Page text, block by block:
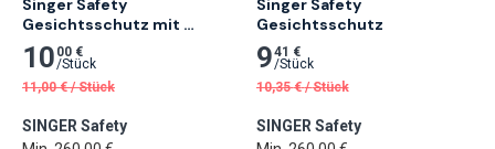
Gesichtsschutz mit
Netzvisier, 305 x 195 mm,
Gelb
10 00 €
/Stück
11,00 € /Stück
SINGER Safety
Gesichtsschutz
941 €
/Stück
10,35 € /Stück
SINGER Safety